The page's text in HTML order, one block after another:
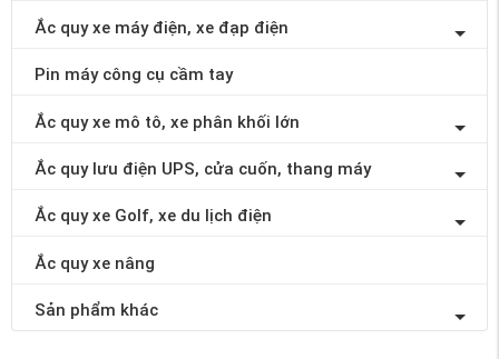
Ắc quy xe máy điện, xe đạp điện
Pin máy công cụ cầm tay
Ắc quy xe mô tô, xe phân khối lớn
Ắc quy lưu điện UPS, cửa cuốn, thang máy
Ắc quy xe Golf, xe du lịch điện
Ắc quy xe nâng
Sản phẩm khác